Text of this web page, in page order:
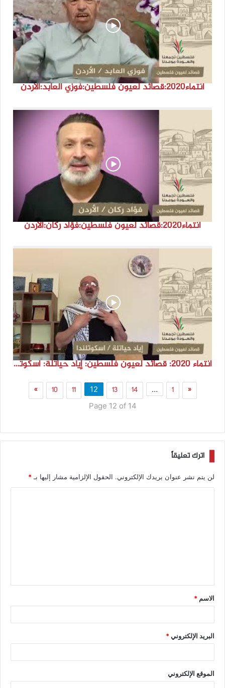
انتماء2020:قصائد لعيون فلسطين:فوزي العابد:الأردن
انتماء2020:قصائد لعيون فلسطين:فؤاد ركان:الأردن
انتماء 2020: قصائد لعيون فلسطين: إياد حياتلة: اسكوتلندا
«
1
…
10 11 12 13 14
»
Page 12 of 14
اترك تعليقاً
لن يتم نشر عنوان بريدك الإلكتروني. الحقول الإلزامية مشار إليها بـ *
الاسم *
البريد الإلكتروني*
الموقع الإلكتروني